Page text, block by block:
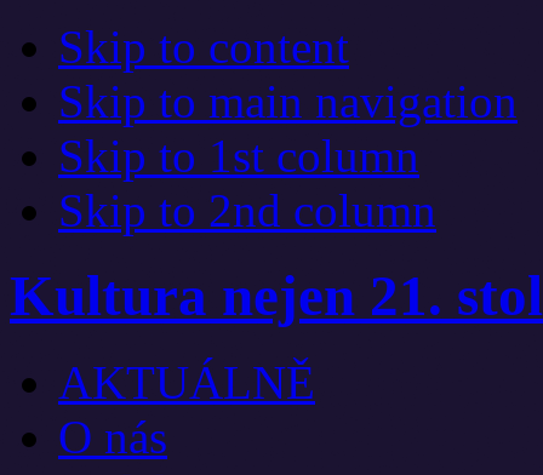
Skip to content
Skip to main navigation
Skip to 1st column
Skip to 2nd column
Kultura nejen 21.
AKTUÁLNĚ
O nás